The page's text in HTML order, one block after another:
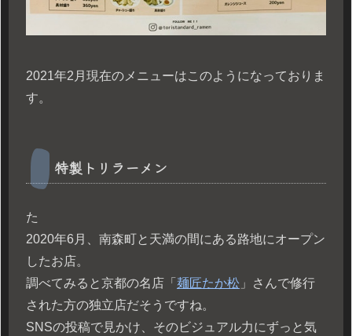
2021年2月現在のメニューはこのようになっておりま
す。
特製トリラーメン
た
2020年6月、南森町と天満の間にある路地にオープン
したお店。
調べてみると京都の名店「 麺匠たか松 」さんで修行
された方の独立店だそうですね。
SNSの投稿で見かけ、そのビジュアル力にずっと気